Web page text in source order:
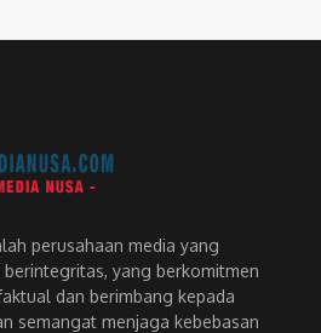
perusahaan media yang
berintegritas, yang berkomitmen
dan berimbang kepada
semangat menjaga kebebasan